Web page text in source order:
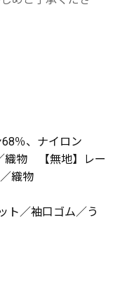
％、ナイロン
織物 【無地】レー
織物
ト／袖口ゴム／う